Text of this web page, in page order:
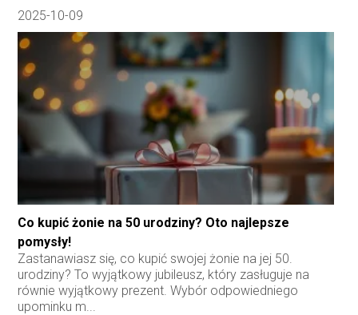
2025-10-09
Co kupić żonie na 50 urodziny? Oto najlepsze
pomysły!
Zastanawiasz się, co kupić swojej żonie na jej 50.
urodziny? To wyjątkowy jubileusz, który zasługuje na
równie wyjątkowy prezent. Wybór odpowiedniego
upominku m...